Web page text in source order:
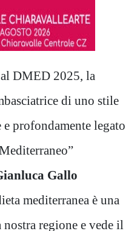
DMED 2025, la
di uno stile
profondamente legato
Gallo
mediterranea è una
regione e vede il